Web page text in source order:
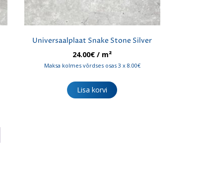
Universaalplaat Snake Stone Silver
24.00€ / m²
Maksa kolmes võrdses osas 3 x 8.00€
Lisa korvi